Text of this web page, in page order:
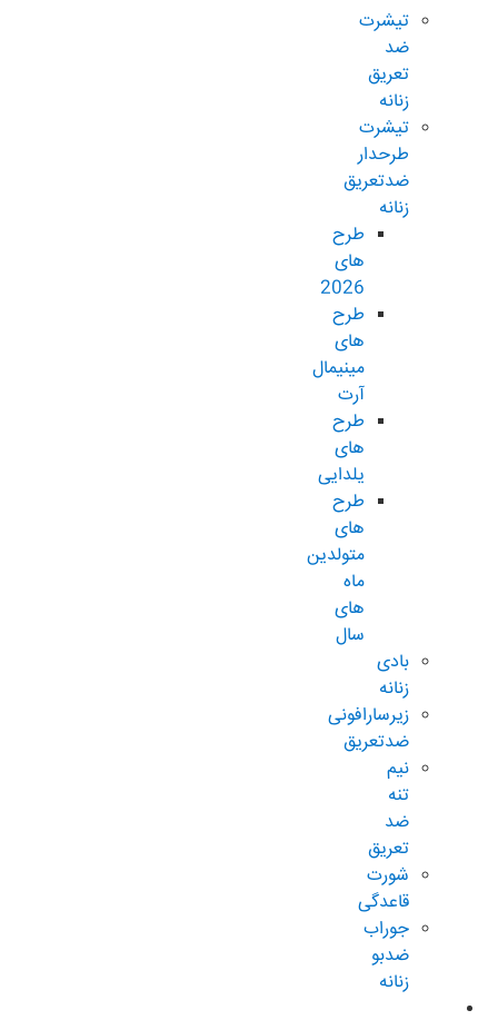
تیشرت
ضد
تعریق
زنانه
تیشرت
طرحدار
ضدتعریق
زنانه
طرح
های
2026
طرح
های
مینیمال
آرت
طرح
های
یلدایی
طرح
های
متولدین
ماه
های
سال
بادی
زنانه
زیرسارافونی
ضدتعریق
نیم
تنه
ضد
تعریق
شورت
قاعدگی
جوراب
ضدبو
زنانه